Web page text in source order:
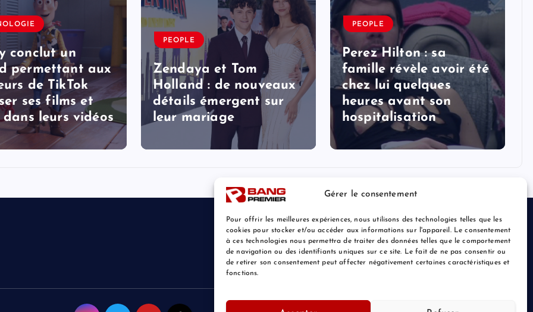
Gérer le consentement
Pour offrir les meilleures expériences, nous utilisons des technologies telles que les
cookies pour stocker et/ou accéder aux informations sur l'appareil. Le consentement
à ces technologies nous permettra de traiter des données telles que le comportement
de navigation ou des identifiants uniques sur ce site. Le fait de ne pas consentir ou
de retirer son consentement peut affecter négativement certaines caractéristiques et
fonctions.
conclut un
permettant aux
de TikTok
ses films et
dans leurs vidéos
PEOPLE
Zendaya et Tom
Holland : de nouveaux
détails émergent sur
leur mariage
PEOPLE
Perez Hilton : sa
famille révèle avoir été
chez lui quelques
heures avant son
hospitalisation